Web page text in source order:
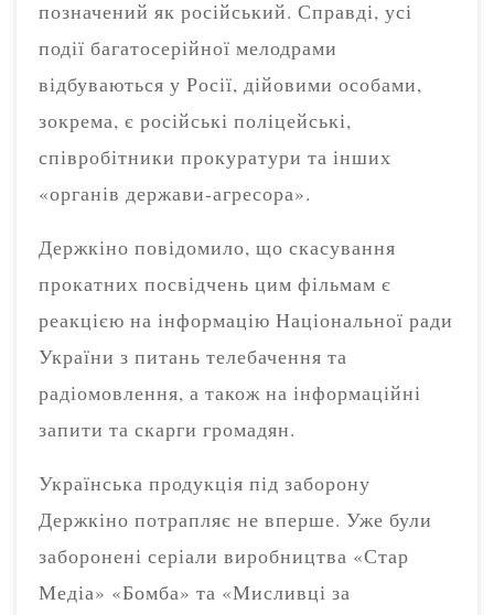
позначений як російський. Справді, усі
події багатосерійної мелодрами
відбуваються у Росії, дійовими особами,
зокрема, є російські поліцейські,
співробітники прокуратури та інших
«органів держави-агресора».
Держкіно повідомило, що скасування
прокатних посвідчень цим фільмам є
реакцією на інформацію Національної ради
України з питань телебачення та
радіомовлення, а також на інформаційні
запити та скарги громадян.
Українська продукція під заборону
Держкіно потрапляє не вперше. Уже були
заборонені серіали виробництва «Стар
Медіа» «Бомба» та «Мисливці за